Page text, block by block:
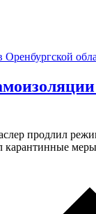
продлил
карантинные меры